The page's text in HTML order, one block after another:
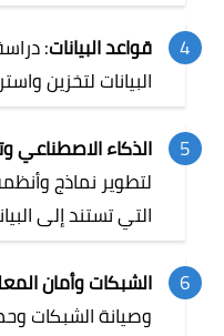
قواعد البيانات:
البيانات لتخزين
الذكاء الاصطناعي
لتطوير نماذج
التي تستند إلى
الشبكات وأمان
وصيانة الشبكات